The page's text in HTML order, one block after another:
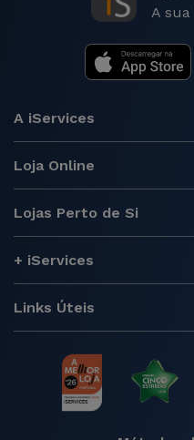
A
A iServices
Loja Online
Lojas Perto de Si
+ iServices
Links Úteis